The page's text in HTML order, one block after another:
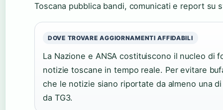
Toscana pubblica bandi, comunicati e report su
DOVE TROVARE AGGIORNAMENTI AFFIDABILI
La Nazione e ANSA costituiscono il nucleo di
notizie toscane in tempo reale. Per evitare
che le notizie siano riportate da almeno una
da TG3.